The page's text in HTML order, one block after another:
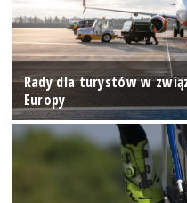
Rady dla turystów w
Europy